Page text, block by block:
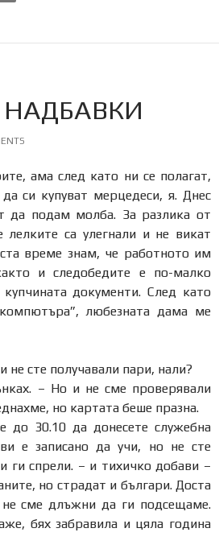
ама след като ни се полагат,
си купуват мерцедеси, я. Днес
да подам молба. За разлика от
лелките са улегнали и не викат
време знам, че работното им
и следобедите е по-малко
документи. След като
любезната дама ме
сте получавали пари, нали?
– Но и не сме проверявали
но картата беше празна.
до 30.10 да донесете служебна
е записано да учи, но не сте
ги спрели. – и тихичко добави –
но страдат и българи. Доста
не сме длъжни да ги подсещаме.
бях забравила и цяла година